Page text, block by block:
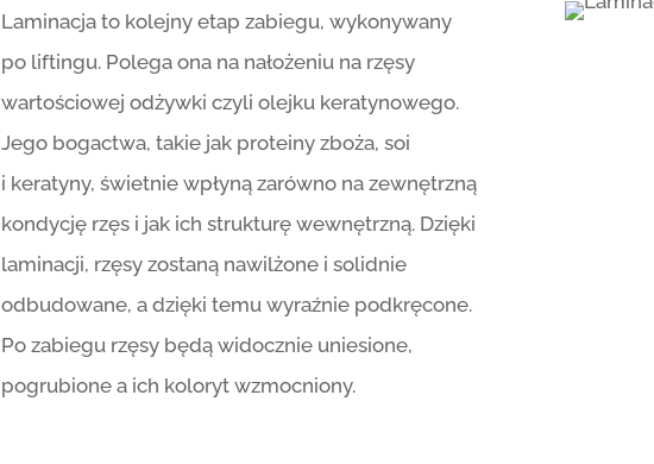
Laminacja to kolejny etap zabiegu, wykonywany
po liftingu. Polega ona na nałożeniu na rzęsy
wartościowej odżywki czyli olejku keratynowego.
Jego bogactwa, takie jak proteiny zboża, soi
i keratyny, świetnie wpłyną zarówno na zewnętrzną
kondycję rzęs i jak ich strukturę wewnętrzną. Dzięki
laminacji, rzęsy zostaną nawilżone i solidnie
odbudowane, a dzięki temu wyraźnie podkręcone.
Po zabiegu rzęsy będą widocznie uniesione,
pogrubione a ich koloryt wzmocniony.